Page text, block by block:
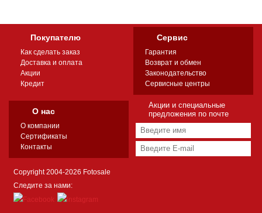
Покупателю
Как сделать заказ
Доставка и оплата
Акции
Кредит
Сервис
Гарантия
Возврат и обмен
Законодательство
Сервисные центры
О нас
О компании
Сертификаты
Контакты
Акции и специальные
предложения по почте
Copyright 2004-2026 Fotosale
Следите за нами: